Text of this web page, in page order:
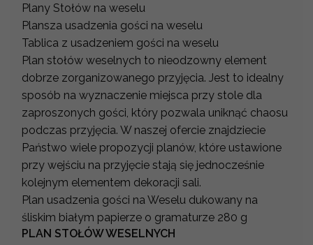
Plany Stołów na weselu
Plansza usadzenia gości na weselu
Tablica z usadzeniem gości na weselu
Plan stołów weselnych to nieodzowny element
dobrze zorganizowanego przyjęcia. Jest to idealny
sposób na wyznaczenie miejsca przy stole dla
zaproszonych gości, który pozwala uniknąć chaosu
podczas przyjęcia. W naszej ofercie znajdziecie
Państwo wiele propozycji planów, które ustawione
przy wejściu na przyjęcie stają się jednocześnie
kolejnym elementem dekoracji sali.
Plan usadzenia gości na Weselu dukowany na
śliskim białym papierze o gramaturze 280 g
PLAN STOŁÓW WESELNYCH